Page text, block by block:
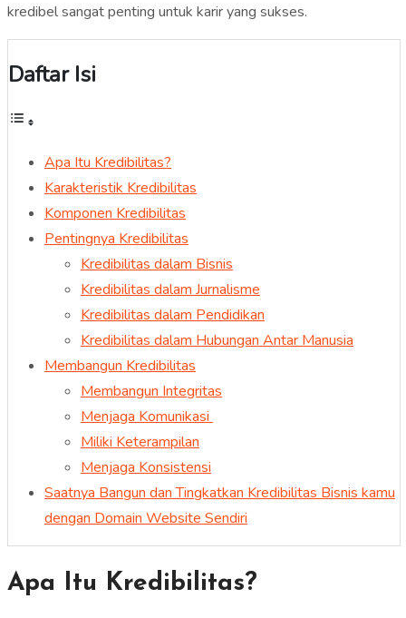
kredibel sangat penting untuk karir yang sukses.
Daftar Isi
Apa Itu Kredibilitas?
Karakteristik Kredibilitas
Komponen Kredibilitas
Pentingnya Kredibilitas
Kredibilitas dalam Bisnis
Kredibilitas dalam Jurnalisme
Kredibilitas dalam Pendidikan
Kredibilitas dalam Hubungan Antar Manusia
Membangun Kredibilitas
Membangun Integritas
Menjaga Komunikasi
Miliki Keterampilan
Menjaga Konsistensi
Saatnya Bangun dan Tingkatkan Kredibilitas Bisnis kamu
dengan Domain Website Sendiri
Apa Itu Kredibilitas?